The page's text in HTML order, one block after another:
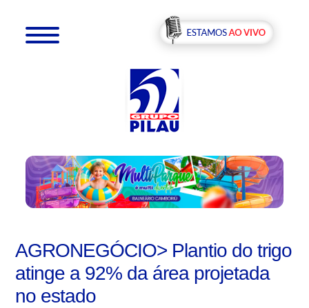
AGRONEGÓCIO> Plantio do trigo
atinge a 92% da área projetada
no estado